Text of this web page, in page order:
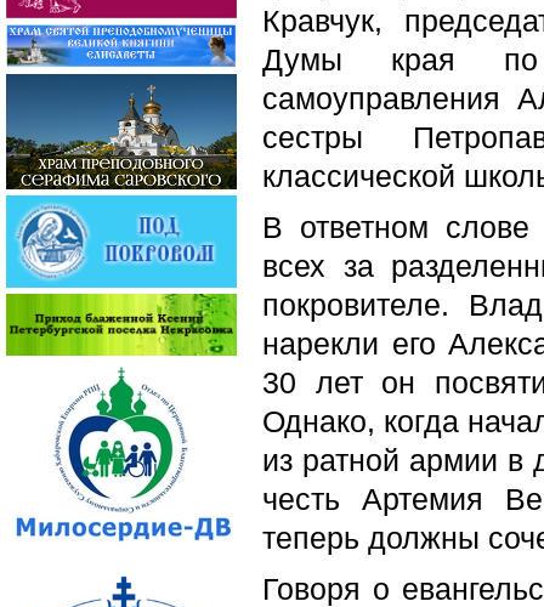
Кравчук,
Думы края по
самоуправления
сестры
классической
В ответном слове
всех за
покровителе.
нарекли его
30 лет он
Однако, когда
из ратной армии в
честь Артемия
теперь должны
Говоря о